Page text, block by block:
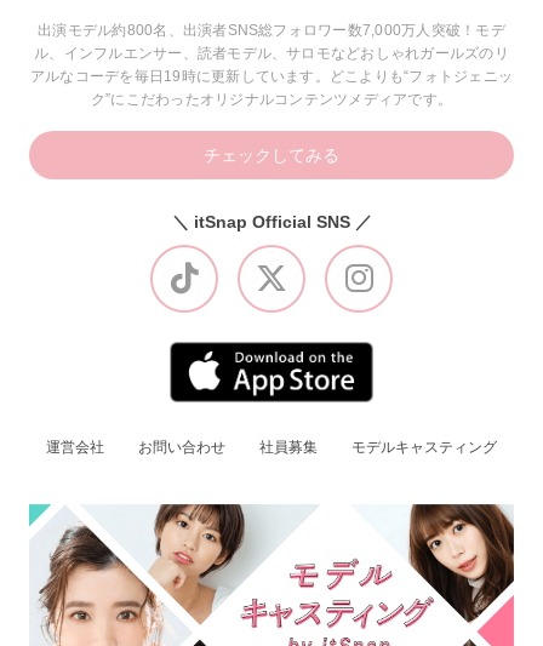
出演モデル約800名、出演者SNS総フォロワー数7,000万人突破！モデ
ル、インフルエンサー、読者モデル、サロモなどおしゃれガールズのリ
アルなコーデを毎日19時に更新しています。どこよりも“フォトジェニッ
ク”にこだわったオリジナルコンテンツメディアです。
チェックしてみる
＼ itSnap Official SNS ／
運営会社 お問い合わせ 社員募集 モデルキャスティング